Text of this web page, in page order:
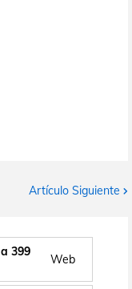
Artículo Siguiente
399
Web